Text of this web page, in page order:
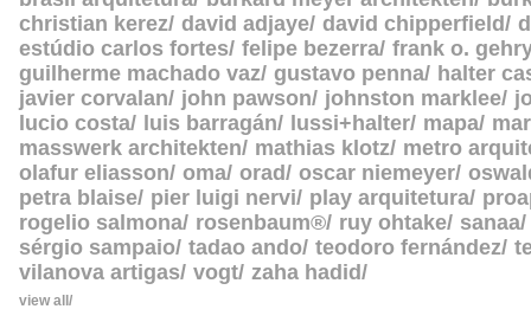
christian kerez david adjaye david chipperfield
estúdio carlos fortes felipe bezerra frank o.
guilherme machado vaz gustavo penna halter
javier corvalan
john pawson johnston marklee
lucio costa
luis barragán lussi+halter mapa
masswerk architekten
mathias klotz metro
olafur eliasson oma orad oscar niemeyer
petra blaise pier luigi nervi play arquitetura
rogelio salmona rosenbaum® ruy ohtake sanaa
sérgio sampaio tadao ando teodoro fernández
vilanova artigas vogt zaha hadid
view all